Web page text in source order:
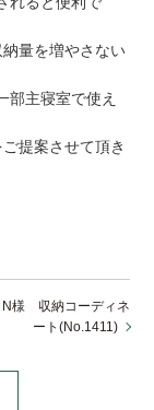
量を増やさない
部主寝室で使え
提案させて頂き
様 収納コーディネ
ート(No.1411)